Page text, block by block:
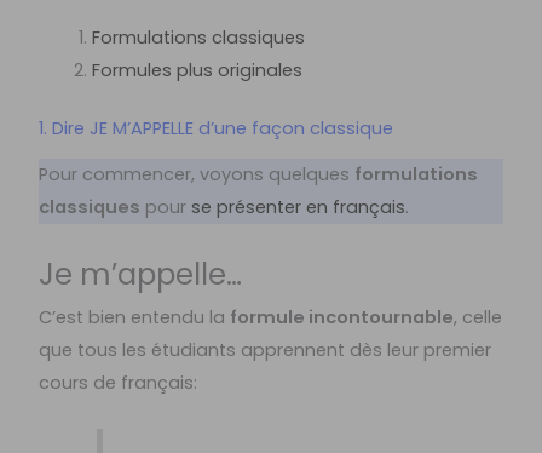
Formulations classiques
Formules plus originales
1. Dire JE M’APPELLE d’une façon classique
Pour commencer, voyons quelques formulations
classiques pour se présenter en français.
Je m’appelle…
C’est bien entendu la formule incontournable, celle
que tous les étudiants apprennent dès leur premier
cours de français: